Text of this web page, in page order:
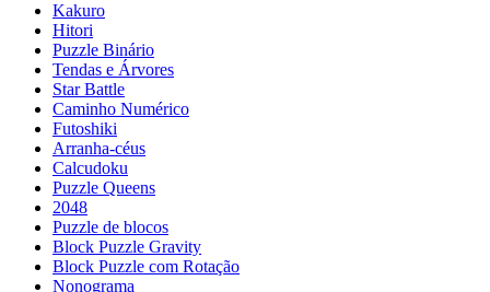
Kakuro
Hitori
Puzzle Binário
Tendas e Árvores
Star Battle
Caminho Numérico
Futoshiki
Arranha-céus
Calcudoku
Puzzle Queens
2048
Puzzle de blocos
Block Puzzle Gravity
Block Puzzle com Rotação
Nonograma